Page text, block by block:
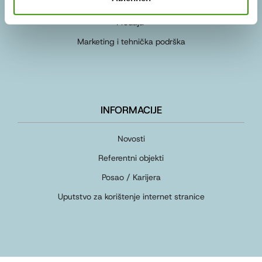
Prodaja
Marketing i tehnička podrška
INFORMACIJE
Novosti
Referentni objekti
Posao / Karijera
Uputstvo za korištenje internet stranice